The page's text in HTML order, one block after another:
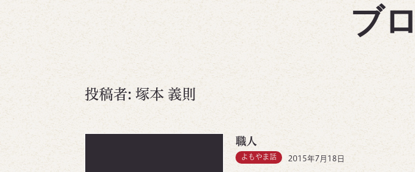
ブ
投稿者: 塚本 義則
職人
よもやま話 2015年7月18日